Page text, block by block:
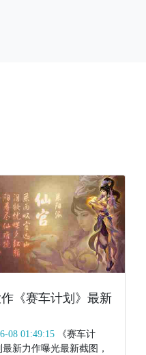
《赛车计划》最新
08 01:49:15《赛车计
新力作曝光最新截图，